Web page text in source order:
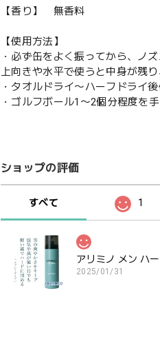
【香り】 無香料
【使用方法】
・必ず缶をよく振ってから、ノ
上向きや水平で使うと中身が残
・タオルドライ〜ハーフドライ後
・ゴルフボール1〜2個分程度を
ショップの評価
すべて 1
アリミノ メン ハ
2025/01/31